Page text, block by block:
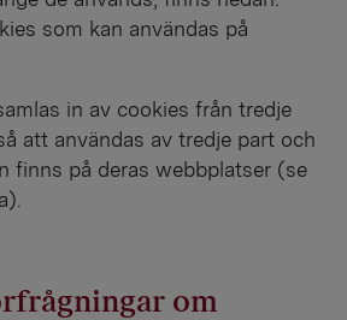
som kan användas på
in av cookies från tredje
att användas av tredje part och
finns på deras webbplatser (se
om